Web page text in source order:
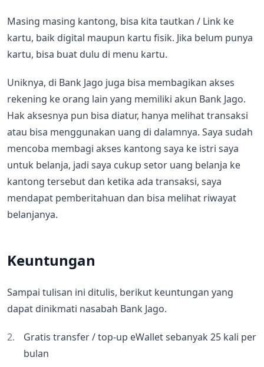
Masing masing kantong, bisa kita tautkan / Link ke
kartu, baik digital maupun kartu fisik. Jika belum punya
kartu, bisa buat dulu di menu kartu.
Uniknya, di Bank Jago juga bisa membagikan akses
rekening ke orang lain yang memiliki akun Bank Jago.
Hak aksesnya pun bisa diatur, hanya melihat transaksi
atau bisa menggunakan uang di dalamnya. Saya sudah
mencoba membagi akses kantong saya ke istri saya
untuk belanja, jadi saya cukup setor uang belanja ke
kantong tersebut dan ketika ada transaksi, saya
mendapat pemberitahuan dan bisa melihat riwayat
belanjanya.
Keuntungan
Sampai tulisan ini ditulis, berikut keuntungan yang
dapat dinikmati nasabah Bank Jago.
Gratis transfer / top-up eWallet sebanyak 25 kali per
bulan